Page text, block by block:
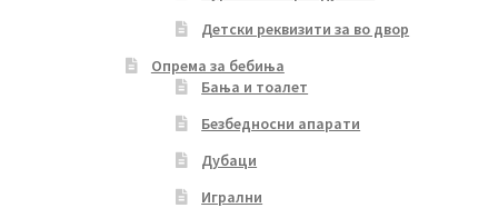
Детски реквизити за во двор
Опрема за бебиња
Бања и тоалет
Безбедносни апарати
Дубаци
Игрални